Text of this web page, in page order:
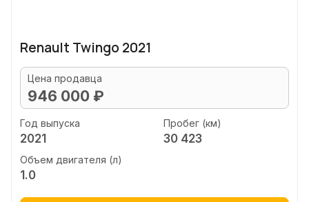
Renault Twingo 2021
Цена продавца
946 000 ₽
Год выпуска
2021
Пробег (км)
30 423
Объем двигателя (л)
1.0